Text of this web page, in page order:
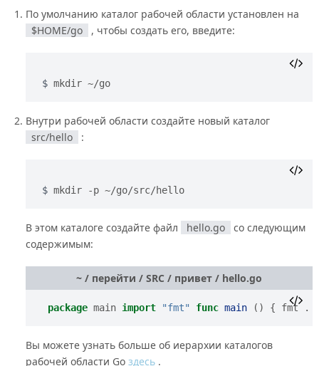
По умолчанию каталог рабочей области установлен на
$HOME/go
, чтобы создать его, введите:
mkdir ~/go
Внутри рабочей области создайте новый каталог
src/hello
:
mkdir -p ~/go/src/hello
В этом каталоге создайте файл hello.go
со следующим
содержимым:
~ / перейти / SRC / привет / hello.go
package main import "fmt" func main () { fmt .
Вы можете узнать больше об иерархии каталогов
рабочей области Go здесь.